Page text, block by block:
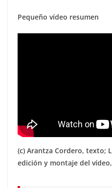
Pequeño vídeo resumen
(c) Arantza Cordero, texto;
edición y montaje del